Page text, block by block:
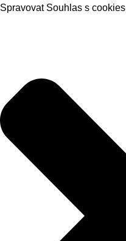
Spravovat Souhlas s cookies